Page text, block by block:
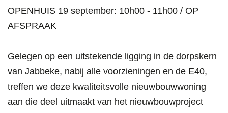
OPENHUIS 19 september: 10h00 - 11h00 / OP
AFSPRAAK
Gelegen op een uitstekende ligging in de dorpskern
van Jabbeke, nabij alle voorzieningen en de E40,
treffen we deze kwaliteitsvolle nieuwbouwwoning
aan die deel uitmaakt van het nieuwbouwproject